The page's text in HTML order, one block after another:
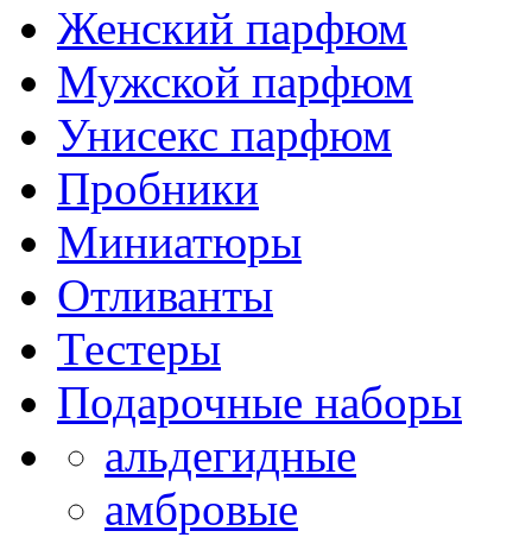
Женский парфюм
Мужской парфюм
Унисекс парфюм
Пробники
Миниатюры
Отливанты
Тестеры
Подарочные наборы
альдегидные
амбровые